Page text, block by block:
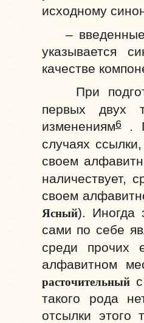
исходному
–
указывается
качестве
При
первых двух
изменениям6.
случаях
своем
наличествует,
своем
Ясный). Иногда
сами по себе
среди прочих
алфавитном
расточительныйс
такого рода
отсылки этого